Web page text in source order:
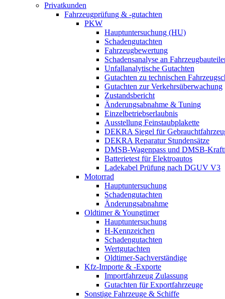
Privatkunden
Fahrzeugprüfung & -gutachten
PKW
Hauptuntersuchung (HU)
Schadengutachten
Fahrzeugbewertung
Schadensanalyse an
Unfallanalytische Gutachten
Gutachten zu technischen
Gutachten zur Verkehrsüberwachung
Zustandsbericht
Änderungsabnahme & Tuning
Einzelbetriebserlaubnis
Ausstellung Feinstaubplakette
DEKRA Siegel für
DEKRA Reparatur Stundensätze
DMSB-Wagenpass und DMSB-
Batterietest für Elektroautos
Ladekabel Prüfung nach DGUV V3
Motorrad
Hauptuntersuchung
Schadengutachten
Änderungsabnahme
Oldtimer & Youngtimer
Hauptuntersuchung
H-Kennzeichen
Schadengutachten
Wertgutachten
Oldtimer-Sachverständige
Kfz-Importe & -Exporte
Importfahrzeug Zulassung
Gutachten für Exportfahrzeuge
Sonstige Fahrzeuge & Schiffe